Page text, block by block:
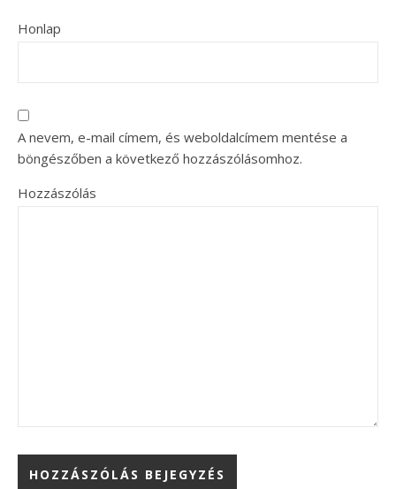
Honlap
A nevem, e-mail címem, és weboldalcímem mentése a
böngészőben a következő hozzászólásomhoz.
Hozzászólás